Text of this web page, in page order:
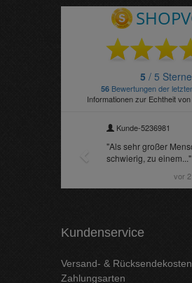
Kundenservice
Versand- & Rücksendekosten
Zahlungsarten